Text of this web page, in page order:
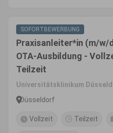
SOFORTBEWERBUNG
Praxisanleiter*in (m/w/
OTA-Ausbildung -
Teilzeit
Universitätsklinikum
Düsseldorf
Vollzeit Teilzeit